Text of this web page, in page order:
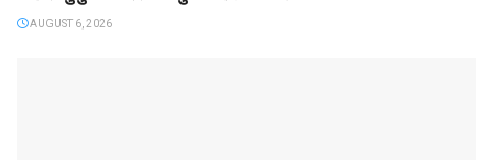
AUGUST 6, 2026